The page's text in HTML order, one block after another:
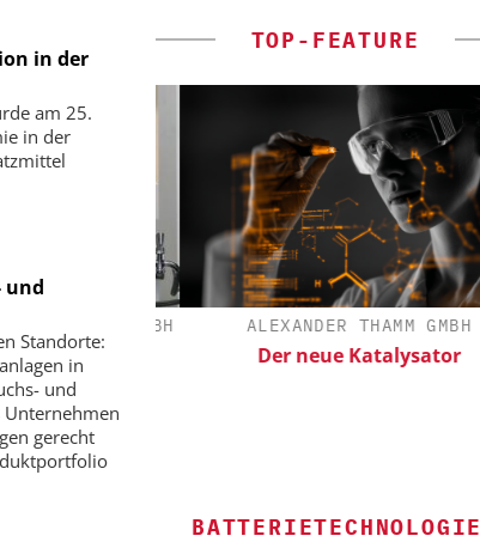
in der
am 25.
in der
und
Standorte:
in
und
Unternehmen
gerecht
TOP-FEATURE
GMBH
bis zur
ALEXANDER THAMM GMBH
Der neue Katalysator
BATTERIETECHNOLOGIE